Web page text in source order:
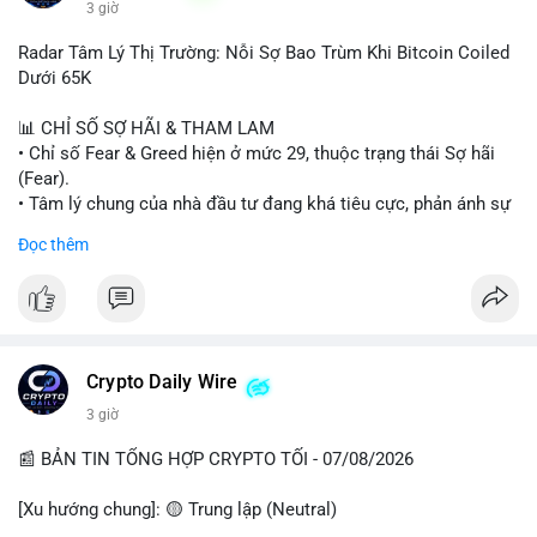
#binancesquare #cryptonews #wintermute #brokerdealer
#tokenizedsecurities
$btc $eth
#vlikevn
3 giờ
Radar Tâm Lý Thị Trường: Nỗi Sợ Bao Trùm Khi Bitcoin Coiled
Dưới 65K
📊 CHỈ SỐ SỢ HÃI & THAM LAM
• Chỉ số Fear & Greed hiện ở mức 29, thuộc trạng thái Sợ hãi
(Fear).
• Tâm lý chung của nhà đầu tư đang khá tiêu cực, phản ánh sự
• CoinGecko Trending: Plume (PLUME), Cash Cat (CASHCAT),
• LunarCrush Trending: Ethereum, Solana, Dogecoin, Polkadot,
Chainlink.
Viettel) và các từ khóa đời sống khác đang chiếm ưu thế.
💬 DÒNG CHẢY TIN TỨC & TRUYỀN THÔNG
Đọc thêm
Crypto Daily Wire
3 giờ
📰 BẢN TIN TỔNG HỢP CRYPTO TỐI - 07/08/2026
[Xu hướng chung]: 🟡 Trung lập (Neutral)